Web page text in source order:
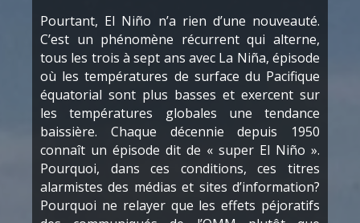
Pourtant, El Niño n’a rien d’une nouveauté.
C’est un phénomène récurrent qui alterne,
tous les trois à sept ans avec La Niña, épisode
où les températures de surface du Pacifique
équatorial sont plus basses et exercent sur
les températures globales une tendance
baissière. Chaque décennie depuis 1950
connaît un épisode dit de « super El Niño ».
Pourquoi, dans ces conditions, ces titres
alarmistes des médias et sites d’information?
Pourquoi ne relayer que les effets péjoratifs